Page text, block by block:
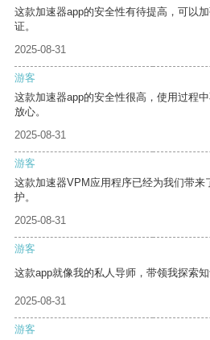
这款加速器app的安全性有待提高，可以
证。
2025-08-31
游客
这款加速器app的安全性很高，使用过程
放心。
2025-08-31
游客
这款加速器VPM应用程序已经为我们带来
护。
2025-08-31
游客
这款app就像我的私人导师，带领我探索知
2025-08-31
游客